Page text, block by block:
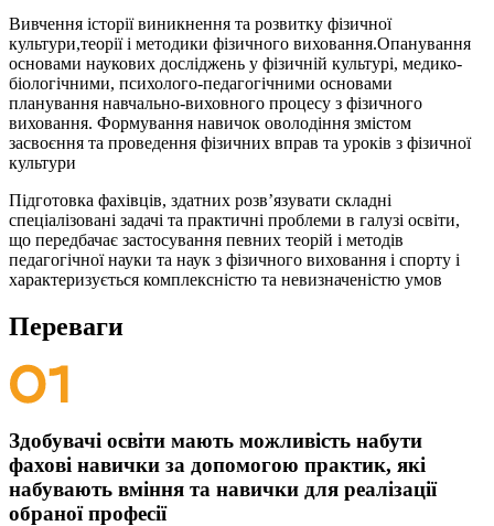
Вивчення історії виникнення та розвитку фізичної
культури,теорії і методики фізичного виховання.Опанування
основами наукових досліджень у фізичній культурі, медико-
біологічними, психолого-педагогічними основами
планування навчально-виховного процесу з фізичного
виховання. Формування навичок оволодіння змістом
засвоєння та проведення фізичних вправ та уроків з фізичної
культури
Підготовка фахівців, здатних розв’язувати складні
спеціалізовані задачі та практичні проблеми в галузі освіти,
що передбачає застосування певних теорій і методів
педагогічної науки та наук з фізичного виховання і спорту і
характеризується комплексністю та невизначеністю умов
Переваги
Здобувачі освіти мають можливість набути
фахові навички за допомогою практик, які
набувають вміння та навички для реалізації
обраної професії